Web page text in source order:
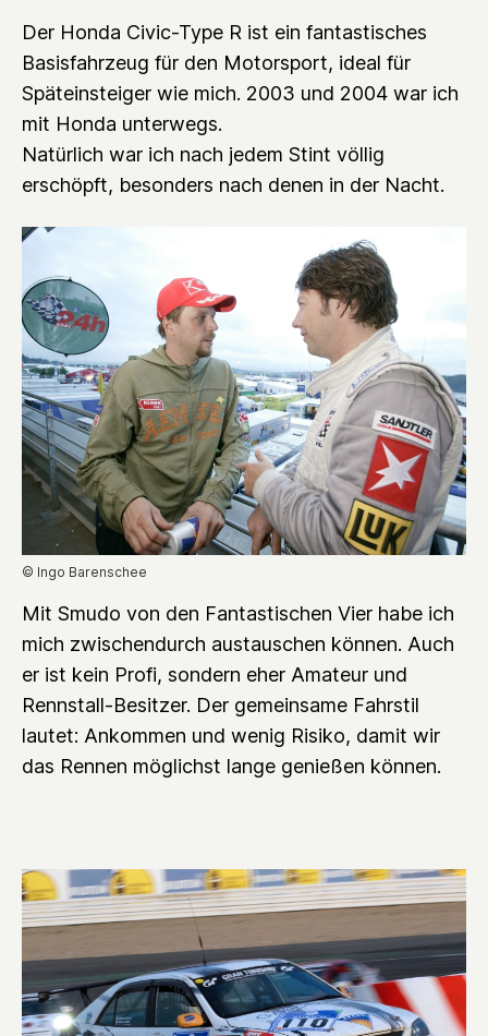
Der Honda Civic-Type R ist ein fantastisches
Basisfahrzeug für den Motorsport, ideal für
Späteinsteiger wie mich. 2003 und 2004 war ich
mit Honda unterwegs.
Natürlich war ich nach jedem Stint völlig
erschöpft, besonders nach denen in der Nacht.
© Ingo Barenschee
Mit Smudo von den Fantastischen Vier habe ich
mich zwischendurch austauschen können. Auch
er ist kein Profi, sondern eher Amateur und
Rennstall-Besitzer. Der gemeinsame Fahrstil
lautet: Ankommen und wenig Risiko, damit wir
das Rennen möglichst lange genießen können.